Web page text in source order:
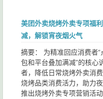
美团外卖烧烤外卖专项福
减，解锁宵夜烟火气
摘要： 为精准回应消费者
包和平台叠加满减”的核心
者，降低日常烧烤外卖消
烧烤品类消费活力，助力
推出烧烤外卖专项营销活